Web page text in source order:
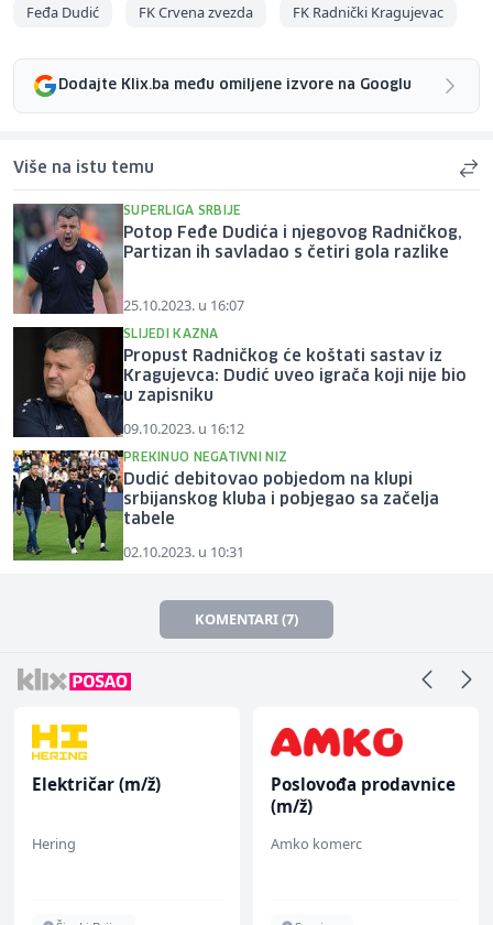
Feđa Dudić FK Crvena zvezda FK Radnički Kragujevac
Dodajte Klix.ba među omiljene izvore na Googlu
Više na istu temu
SUPERLIGA SRBIJE
Potop Feđe Dudića i njegovog Radničkog,
Partizan ih savladao s četiri gola razlike
25.10.2023. u 16:07
SLIJEDI KAZNA
Propust Radničkog će koštati sastav iz
Kragujevca: Dudić uveo igrača koji nije bio
u zapisniku
09.10.2023. u 16:12
PREKINUO NEGATIVNI NIZ
Dudić debitovao pobjedom na klupi
srbijanskog kluba i pobjegao sa začelja
tabele
02.10.2023. u 10:31
KOMENTARI (7)
Električar (m/ž)
Hering
Poslovođa prodavnice
(m/ž)
Amko komerc